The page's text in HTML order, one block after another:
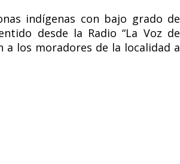
indígenas con bajo grado de
desde la Radio “La Voz de
a los moradores de la localidad a